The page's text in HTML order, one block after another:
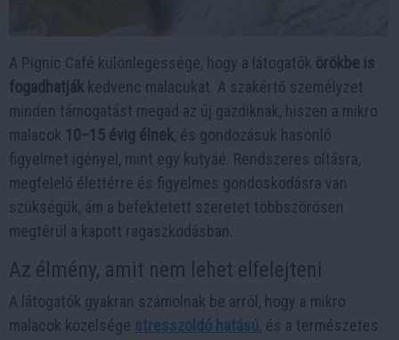
A Pignic Café különlegessége, hogy a látogatók örökbe is
fogadhatják kedvenc malacukat. A szakértő személyzet
minden támogatást megad az új gazdiknak, hiszen a mikro
malacok 10–15 évig élnek, és gondozásuk hasonló
figyelmet igényel, mint egy kutyáé. Rendszeres oltásra,
megfelelő élettérre és figyelmes gondoskodásra van
szükségük, ám a befektetett szeretet többszörösen
megtérül a kapott ragaszkodásban.
Az élmény, amit nem lehet elfelejteni
A látogatók gyakran számolnak be arról, hogy a mikro
malacok közelsége stresszoldó hatású, és a természetes